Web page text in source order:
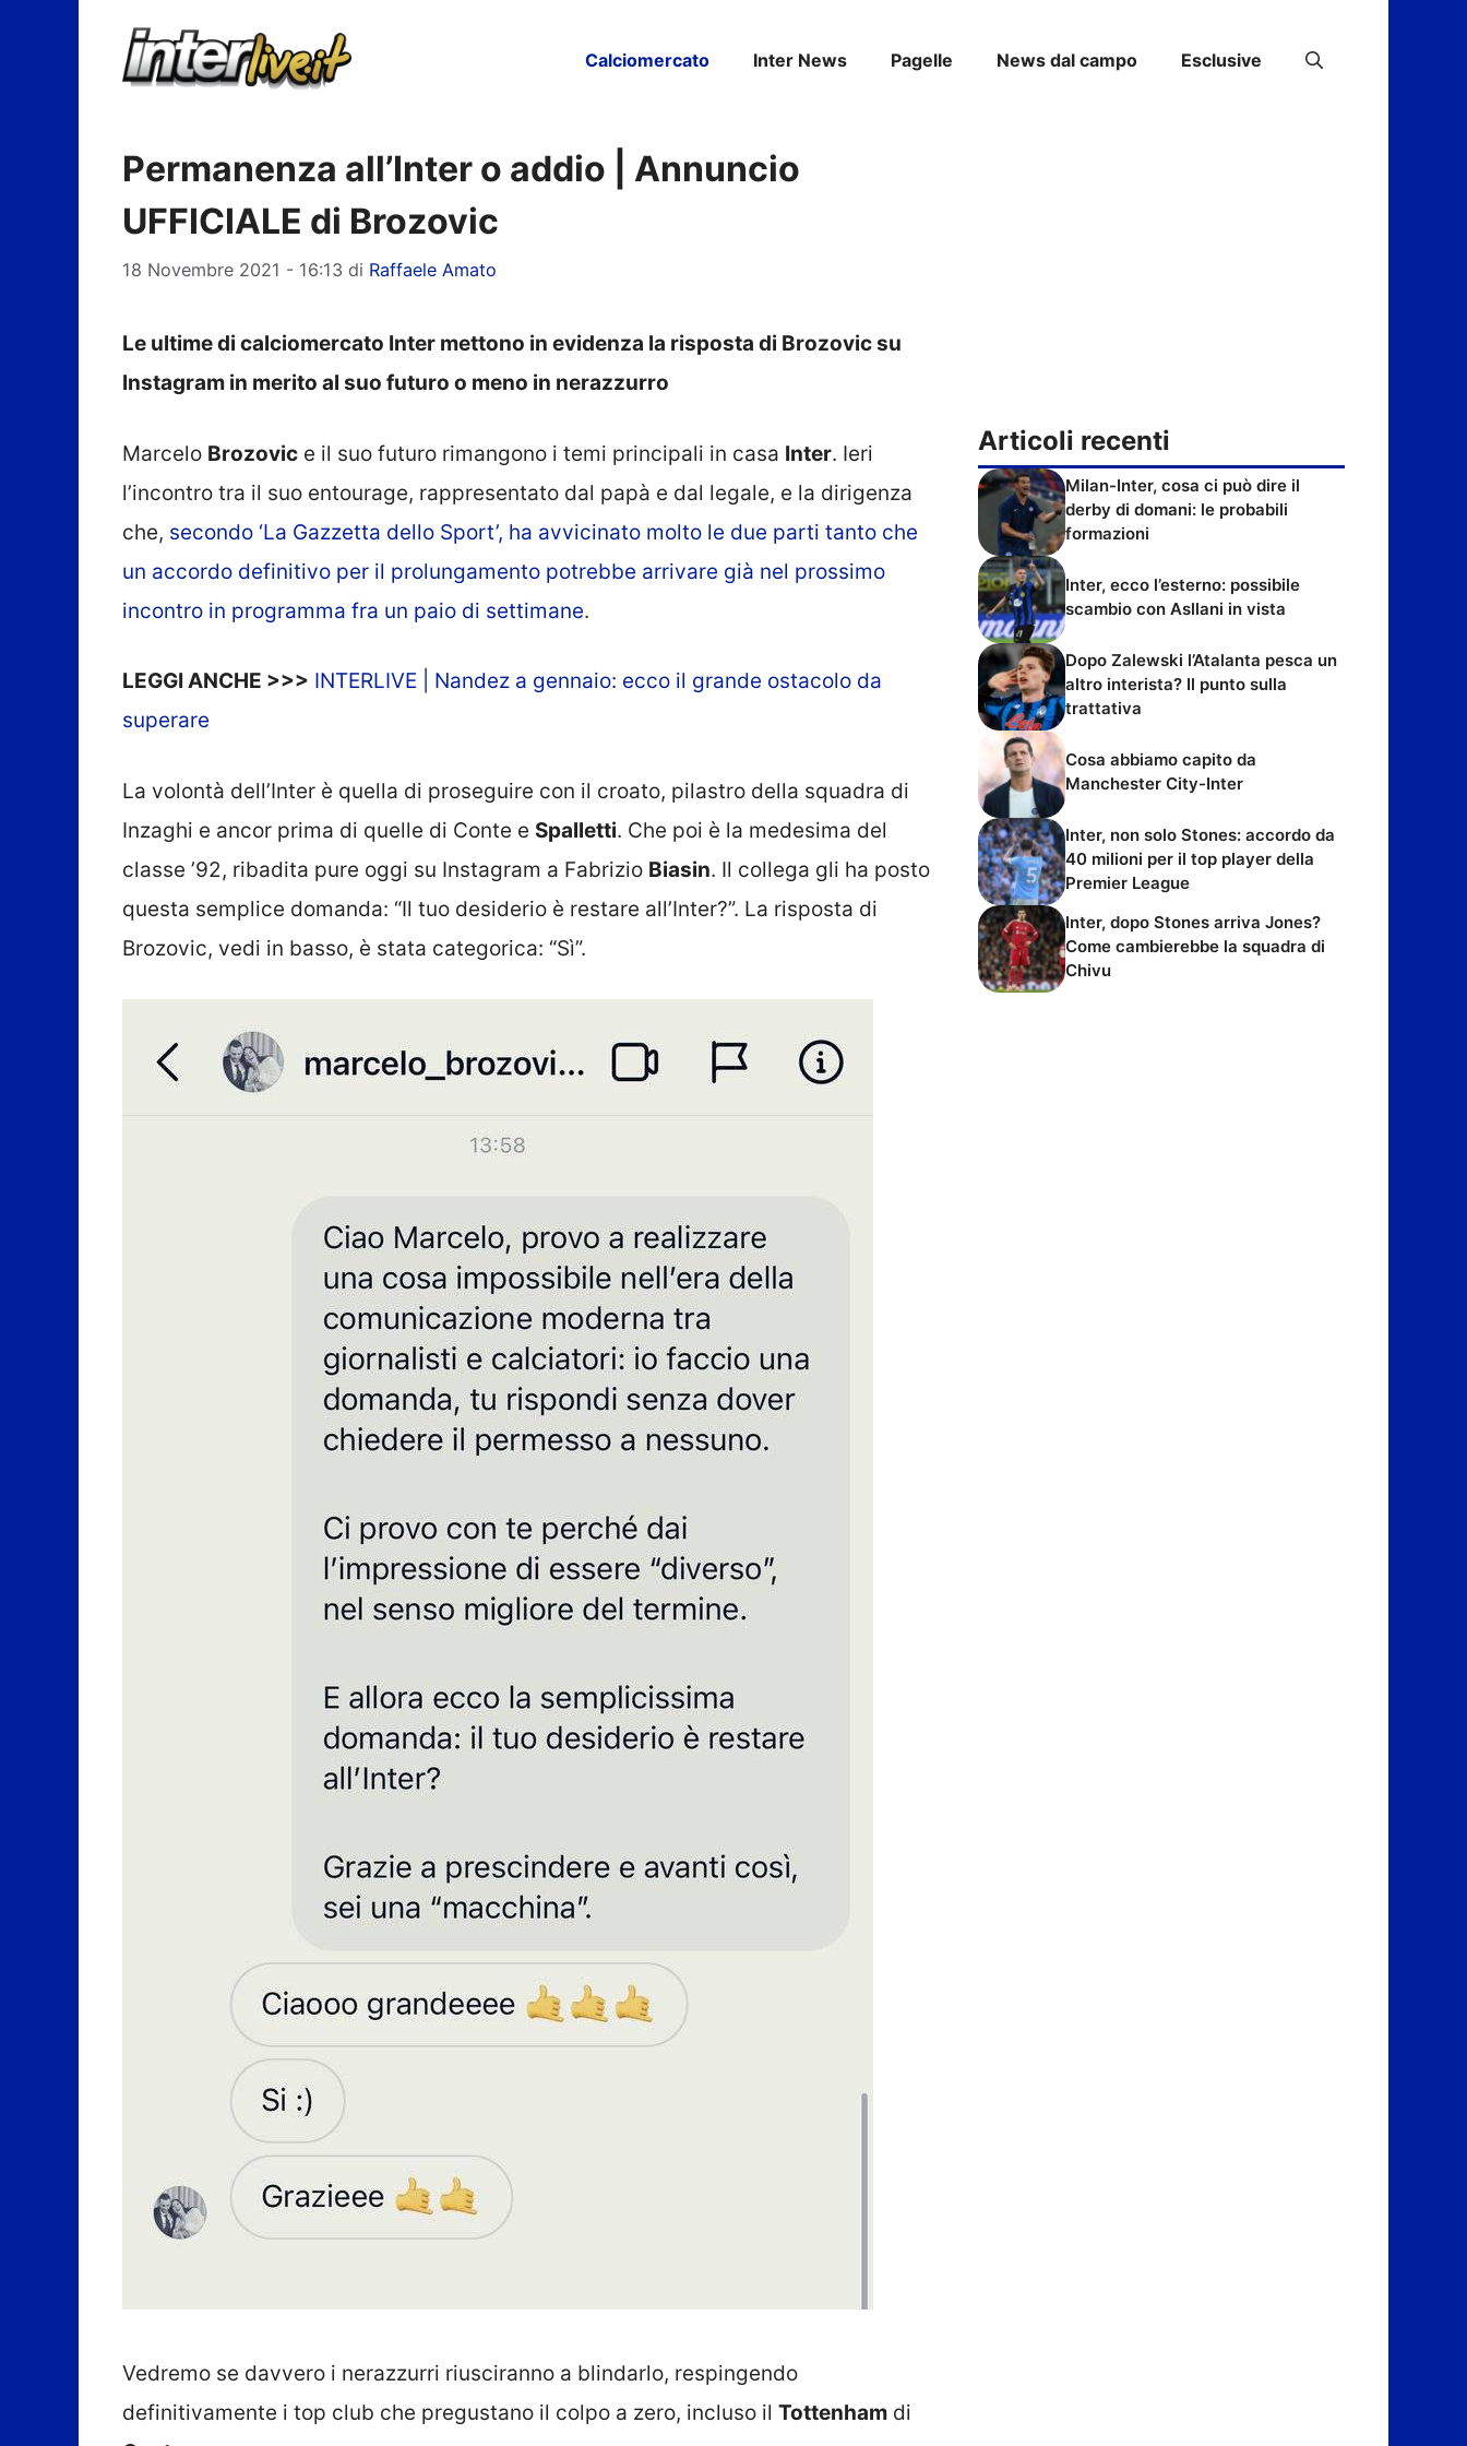
Calciomercato Inter News Pagelle News dal campo Esclusive
Permanenza all’Inter o addio | Annuncio
UFFICIALE di Brozovic
18 Novembre 2021 - 16:13 di Raffaele Amato
Le ultime di calciomercato Inter mettono in evidenza la risposta di Brozovic su
Instagram in merito al suo futuro o meno in nerazzurro
Marcelo Brozovic e il suo futuro rimangono i temi principali in casa Inter. Ieri
l’incontro tra il suo entourage, rappresentato dal papà e dal legale, e la dirigenza
che, secondo ‘La Gazzetta dello Sport’, ha avvicinato molto le due parti tanto che
un accordo definitivo per il prolungamento potrebbe arrivare già nel prossimo
incontro in programma fra un paio di settimane.
LEGGI ANCHE >>> INTERLIVE | Nandez a gennaio: ecco il grande ostacolo da
superare
La volontà dell’Inter è quella di proseguire con il croato, pilastro della squadra di
Inzaghi e ancor prima di quelle di Conte e Spalletti. Che poi è la medesima del
classe ’92, ribadita pure oggi su Instagram a Fabrizio Biasin. Il collega gli ha posto
questa semplice domanda: “Il tuo desiderio è restare all’Inter?”. La risposta di
Brozovic, vedi in basso, è stata categorica: “Sì”.
Vedremo se davvero i nerazzurri riusciranno a blindarlo, respingendo
definitivamente i top club che pregustano il colpo a zero, incluso il Tottenham di
Articoli recenti
Milan-Inter, cosa ci può dire il
derby di domani: le probabili
formazioni
Inter, ecco l’esterno: possibile
scambio con Asllani in vista
Dopo Zalewski l’Atalanta pesca un
altro interista? Il punto sulla
trattativa
Cosa abbiamo capito da
Manchester City-Inter
Inter, non solo Stones: accordo da
40 milioni per il top player della
Premier League
Inter, dopo Stones arriva Jones?
Come cambierebbe la squadra di
Chivu